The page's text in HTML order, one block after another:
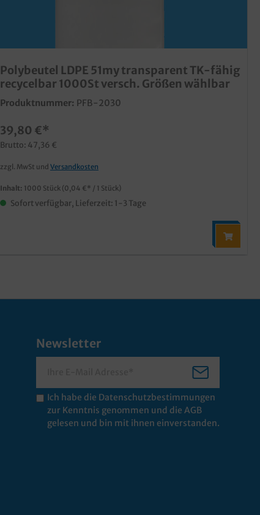
Polybeutel LDPE 51my transparent TK-fähig
recycelbar 1000St versch. Größen wählbar
Produktnummer: PFB-2030
39,80 €*
Brutto: 47,36 €
zzgl. MwSt und Versandkosten
Inhalt: 1000 Stück (0,04 €* / 1 Stück)
Sofort verfügbar, Lieferzeit: 1-3 Tage
Newsletter
Ich habe die Datenschutzbestimmungen
zur Kenntnis genommen und die AGB
gelesen und bin mit ihnen einverstanden.